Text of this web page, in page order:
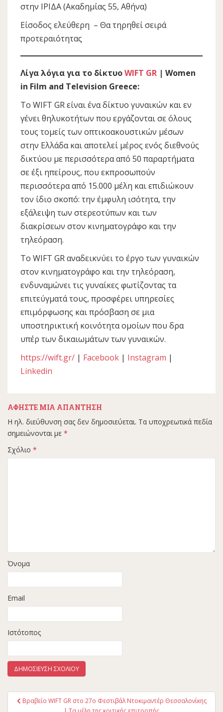
στην ΙΡΙΔΑ (Ακαδημίας 55, Αθήνα)
Είσοδος ελεύθερη – Θα τηρηθεί σειρά
προτεραιότητας
Λίγα λόγια για το δίκτυοWIFT GR | Women
in Film and Television Greece:
Το WIFT GR είναι ένα δίκτυο γυναικών και εν
γένει θηλυκοτήτων που εργάζονται σε όλους
τους τομείς των οπτικοακουστικών μέσων
στην Ελλάδα και αποτελεί μέρος ενός διεθνούς
δικτύου με περισσότερα από 50 παραρτήματα
σε έξι ηπείρους, που εκπροσωπούν
περισσότερα από 15.000 μέλη και επιδιώκουν
τον ίδιο σκοπό: την έμφυλη ισότητα, την
εξάλειψη των στερεοτύπων και των
διακρίσεων στον κινηματογράφο και την
τηλεόραση.
Το WIFT GR αναδεικνύει το έργο των γυναικών
στον κινηματογράφο και την τηλεόραση,
ενδυναμώνει τις γυναίκες φωτίζοντας τα
επιτεύγματά τους, προσφέρει υπηρεσίες
επιμόρφωσης και πρόσβαση σε μια
υποστηρικτική κοινότητα ομοίων που δρα
υπέρ των δικαιωμάτων των γυναικών.
https://wift.gr/ | Facebook | Instagram |
Linkedin
ΑΦΉΣΤΕ ΜΙΑ ΑΠΆΝΤΗΣΗ
Η ηλ. διεύθυνση σας δεν δημοσιεύεται. Τα υποχρεωτικά πεδία
σημειώνονται με *
Σχόλιο *
Όνομα
Email
Ιστότοπος
Πλοήγηση
Βραβείο WIFT GR στο 27ο Φεστιβάλ Ντοκιμαντέρ Θεσσαλονίκης